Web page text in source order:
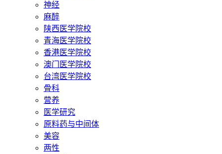
神经
麻醉
陕西医学院校
青海医学院校
香港医学院校
澳门医学院校
台湾医学院校
骨科
营养
医学研究
原料药与中间体
美容
两性